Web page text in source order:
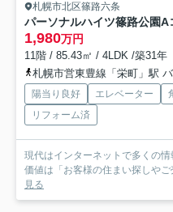
札幌市北区篠路六条
パーソナルハイツ篠路公園A
1,980万円
11階 / 85.43㎡ / 4LDK /築31年
札幌市営東豊線「栄町」駅 バス14
陽当り良好 エレベーター
リフォーム済
現代はインターネットで多くの
価値は「お客様の住まい探しや
見る